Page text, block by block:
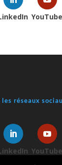
YouTube
réseaux
YouTube